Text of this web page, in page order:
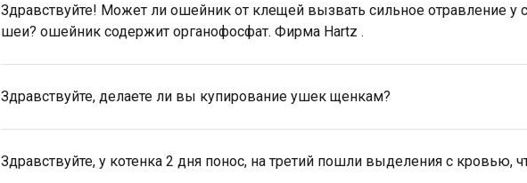
Здравствуйте! Может ли ошейник от клещей вызвать сильное отравление у
шеи? ошейник содержит органофосфат. Фирма Hartz .
Здравствуйте, делаете ли вы купирование ушек щенкам?
Здравствуйте, у котенка 2 дня понос, на третий пошли выделения с кровью,